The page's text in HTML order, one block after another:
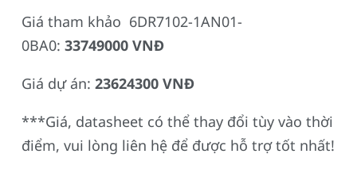
Giá tham khảo 6DR7102-1AN01-
0BA0: 33749000 VNĐ
Giá dự án: 23624300 VNĐ
***Giá, datasheet có thể thay đổi tùy vào thời
điểm, vui lòng liên hệ để được hỗ trợ tốt nhất!